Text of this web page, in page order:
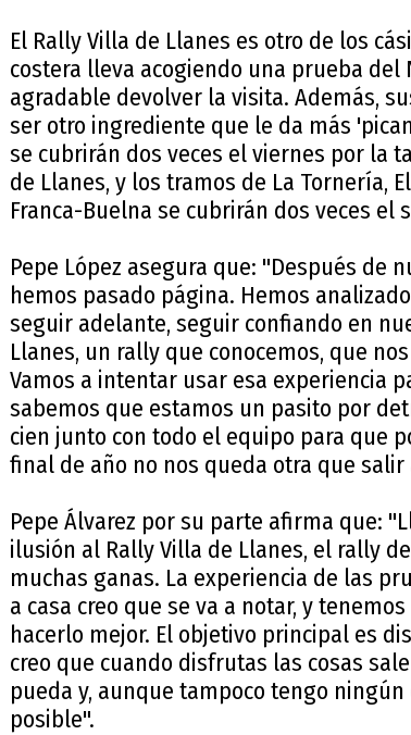
El Rally Villa de Llanes es otro de los
costera lleva acogiendo una prueba del
agradable devolver la visita. Además,
ser otro ingrediente que le da más
se cubrirán dos veces el viernes por la
de Llanes, y los tramos de La Tornería,
Franca-Buelna se cubrirán dos veces el
Pepe López asegura que: "Después de
hemos pasado página. Hemos
seguir adelante, seguir confiando en
Llanes, un rally que conocemos, que
Vamos a intentar usar esa experiencia
sabemos que estamos un pasito por
cien junto con todo el equipo para que
final de año no nos queda otra que
Pepe Álvarez por su parte afirma que:
ilusión al Rally Villa de Llanes, el rally
muchas ganas. La experiencia de las
a casa creo que se va a notar, y
hacerlo mejor. El objetivo principal es
creo que cuando disfrutas las cosas
pueda y, aunque tampoco tengo
posible".